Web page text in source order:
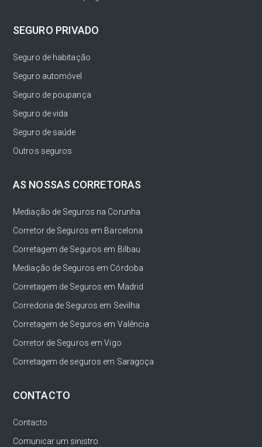
SEGURO PRIVADO
Seguro de habitação
Seguro automóvel
Seguro de poupança
Seguro de vida
Seguro de saúde
Outros seguros
AS NOSSAS CORRETORAS
Mediação de Seguros na Corunha
Corretor de Seguros em Barcelona
Corretagem de Seguros em Bilbau
Mediação de Seguros em Córdoba
Corretagem de Seguros em Madrid
Corredoria de Seguros em Sevilha
Corretagem de Seguros em Valência
Corretor de Seguros em Vigo
Corretagem de seguros em Saragoça
CONTACTO
Contacto
Comunicar um sinistro